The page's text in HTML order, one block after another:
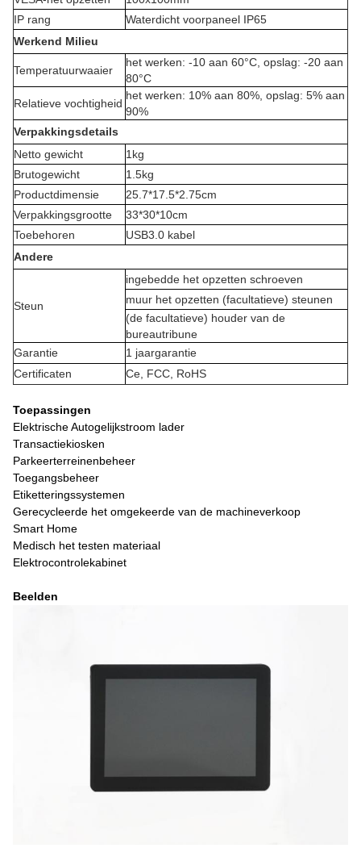
IP rang
Waterdicht voorpaneel IP65
Werkend Milieu
Temperatuurwaaier
het werken: -10 aan 60°C, opslag: -20 aan
80°C
Relatieve vochtigheid
het werken: 10% aan 80%, opslag: 5% aan
90%
Verpakkingsdetails
Netto gewicht
1kg
Brutogewicht
1.5kg
Productdimensie
25.7*17.5*2.75cm
Verpakkingsgrootte
33*30*10cm
Toebehoren
USB3.0 kabel
Andere
Steun
ingebedde het opzetten schroeven
muur het opzetten (facultatieve) steunen
(de facultatieve) houder van de
bureautribune
Garantie
1 jaargarantie
Certificaten
Ce, FCC, RoHS
Toepassingen
Elektrische Autogelijkstroom lader
Transactiekiosken
Parkeerterreinenbeheer
Toegangsbeheer
Etiketteringssystemen
Gerecycleerde het omgekeerde van de machineverkoop
Smart Home
Medisch het testen materiaal
Elektrocontrolekabinet
Beelden